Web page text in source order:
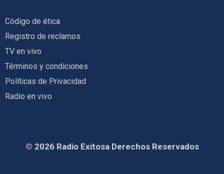
Código de ética
Registro de reclamos
TV en vivo
Términos y condiciones
Políticas de Privacidad
Radio en vivo
© 2026 Radio Exitosa Derechos Reservados